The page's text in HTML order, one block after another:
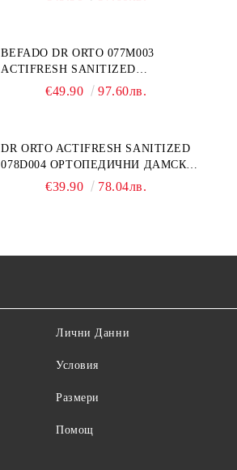
BEFADO DR ORTO 077M003
ACTIFRESH SANITIZED
ОРТОПЕДИЧНИ САНДАЛИ ЗА
€49.90 97.60лв.
DR ORTO ACTIFRESH SANITIZED
078D004 ОРТОПЕДИЧНИ ДАМСКИ
ЧЕХЛИ ЗА МНОГО ОТЕКЪЛ КРАК,
€39.90 78.04лв.
Лични Данни
Условия
Размери
Помощ